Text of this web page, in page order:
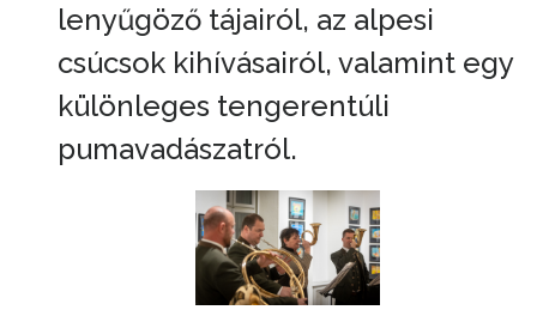
lenyűgöző tájairól, az alpesi
csúcsok kihívásairól, valamint egy
különleges tengerentúli
pumavadászatról.